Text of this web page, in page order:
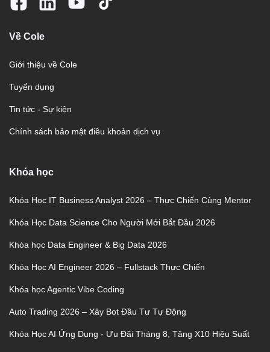
Về Cole
Giới thiệu về Cole
Tuyển dụng
Tin tức - Sự kiện
Chính sách bảo mật điều khoản dịch vụ
Khóa học
Khóa Học IT Business Analyst 2026 – Thực Chiến Cùng Mentor
Khóa Học Data Science Cho Người Mới Bắt Đầu 2026
Khóa học Data Engineer & Big Data 2026
Khóa Học AI Engineer 2026 – Fullstack Thực Chiến
Khóa học Agentic Vibe Coding
Auto Trading 2026 – Xây Bot Đầu Tư Tự Động
Khóa Học AI Ứng Dụng - Ưu Đãi Tháng 8, Tăng X10 Hiệu Suất